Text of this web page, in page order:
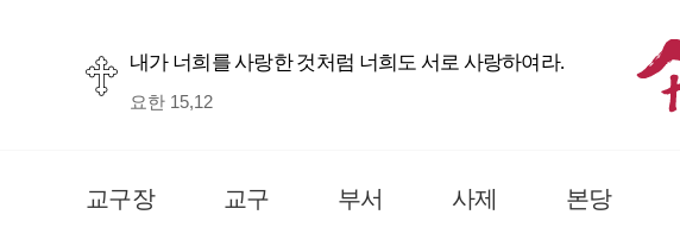
내가 너희를 사랑한 것처럼 너희도 서로 사랑하여라.
요한 15,12
교구장 교구 부서 사제 본당